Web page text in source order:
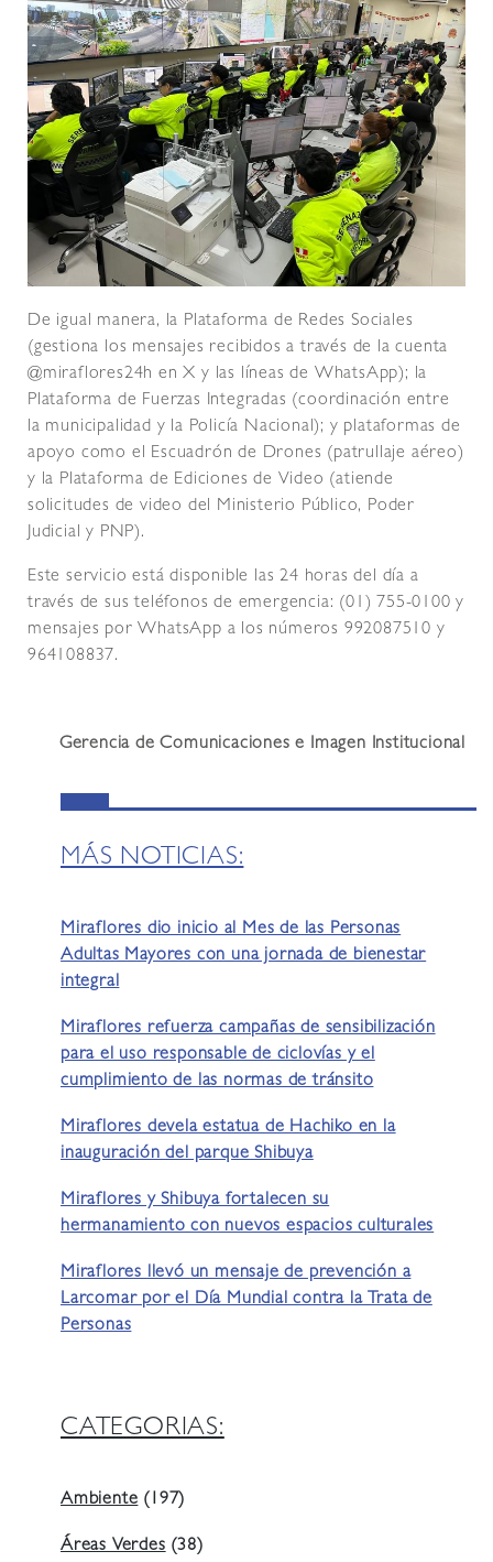
De igual manera, la Plataforma de Redes Sociales
(gestiona los mensajes recibidos a través de la cuenta
@miraflores24h en X y las líneas de WhatsApp); la
Plataforma de Fuerzas Integradas (coordinación entre
la municipalidad y la Policía Nacional); y plataformas de
apoyo como el Escuadrón de Drones (patrullaje aéreo)
y la Plataforma de Ediciones de Video (atiende
solicitudes de video del Ministerio Público, Poder
Judicial y PNP).
Este servicio está disponible las 24 horas del día a
través de sus teléfonos de emergencia: (01) 755-0100 y
mensajes por WhatsApp a los números 992087510 y
964108837.
Gerencia de Comunicaciones e Imagen Institucional
MÁS NOTICIAS:
Miraflores dio inicio al Mes de las Personas
Adultas Mayores con una jornada de bienestar
integral
Miraflores refuerza campañas de sensibilización
para el uso responsable de ciclovías y el
cumplimiento de las normas de tránsito
Miraflores devela estatua de Hachiko en la
inauguración del parque Shibuya
Miraflores y Shibuya fortalecen su
hermanamiento con nuevos espacios culturales
Miraflores llevó un mensaje de prevención a
Larcomar por el Día Mundial contra la Trata de
Personas
CATEGORIAS:
Ambiente(197)
Áreas Verdes(38)